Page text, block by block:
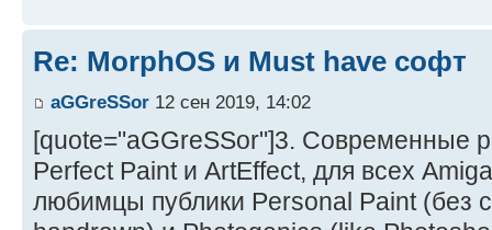
Re: MorphOS и Must have софт
aGGreSSor 12 сен 2019, 14:02
[quote="aGGreSSor"]3. Современные
Perfect Paint и ArtEffect, для всех
любимцы публики Personal Paint (без